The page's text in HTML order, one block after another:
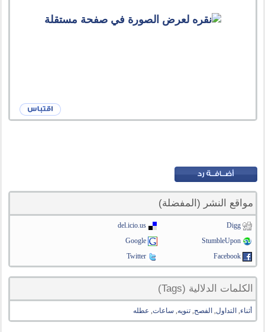
مواقع النشر (المفضلة)
Digg
del.icio.us
StumbleUpon
Google
Facebook
Twitter
الكلمات الدلالية (Tags)
أثناء, التداول, الفصح,تنويه, ساعات, عطله